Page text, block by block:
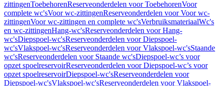
zittingenToebehorenReserveonderdelen voor ToebehorenVoor
complete wc'sVoor wc-zittingenReserveonderdelen voor Voor wc-
zittingenVoor wc-zittingen en complete wc'sVerbruiksmateriaalWc's
en wc-zittingenHang-wc'sReserveonderdelen voor Hang-
wc'sDiepspoel-wc'sReserveonderdelen voor Diepspoel-
wc'sVlakspoel-wc'sReserveonderdelen voor Vlakspoel-wc'sStaande
wc'sReserveonderdelen voor Staande wc'sDiepspoel-wc’s voor
opzet spoelreservoirReserveonderdelen voor Diepspoel-wc’s voor
opzet spoelreservoirDiepspoel-wc'sReserveonderdelen voor
Diepspoel-wc'sVlakspoel-wc'sReserveonderdelen voor Vlakspoel-